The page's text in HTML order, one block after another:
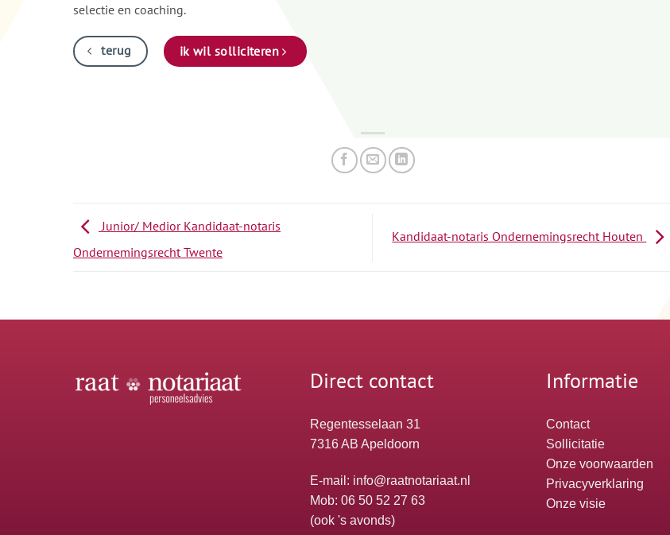
selectie en coaching.
terug ik wil solliciteren
Junior/ Medior Kandidaat-notaris
Ondernemingsrecht Twente
Kandidaat-notaris Ondernemingsrecht Houten
Direct contact
Regentesselaan 31
7316 AB Apeldoorn
E-mail: info@raatnotariaat.nl
Mob: 06 50 52 27 63
(ook 's avonds)
Informatie
Contact
Sollicitatie
Onze voorwaarden
Privacyverklaring
Onze visie